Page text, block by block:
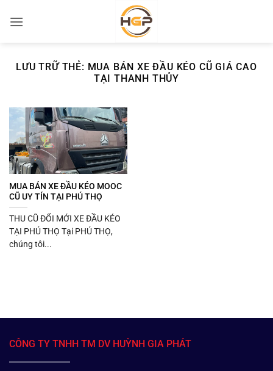
qua
LƯU TRỮ THẺ: MUA BÁN XE ĐẦU KÉO CŨ GIÁ CAO
TẠI THANH THỦY
MUA BÁN XE ĐẦU KÉO MOOC
CŨ UY TÍN TẠI PHÚ THỌ
THU CŨ ĐỔI MỚI XE ĐẦU KÉO
TẠI PHÚ THỌ Tại PHÚ THỌ,
chúng tôi...
CÔNG TY TNHH TM DV HUỲNH GIA PHÁT